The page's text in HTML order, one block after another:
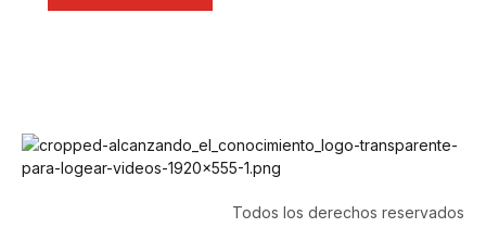
Todos los derechos reservados